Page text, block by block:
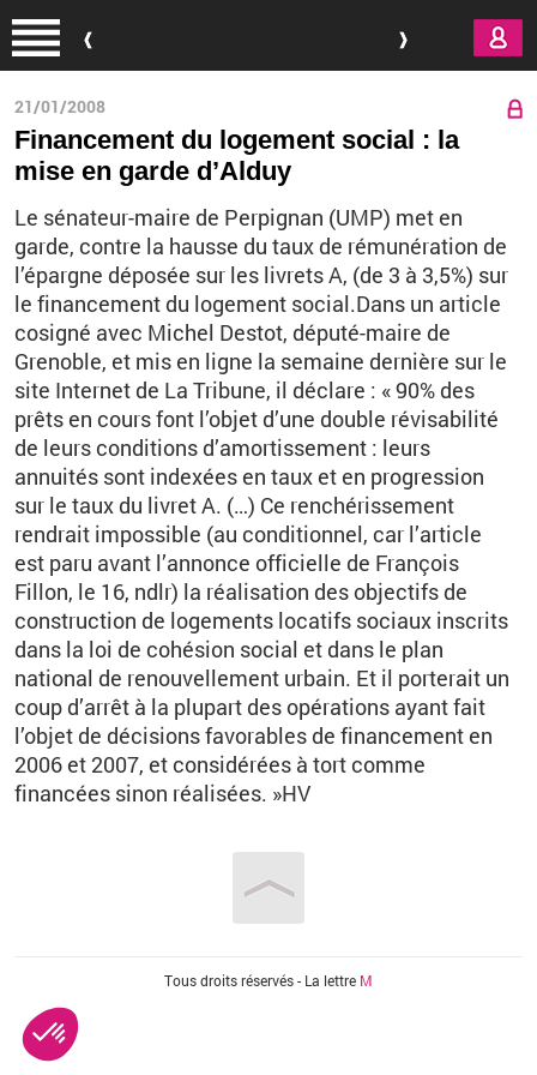
21/01/2008
Financement du logement social : la
mise en garde d’Alduy
Le sénateur-maire de Perpignan (UMP) met en
garde, contre la hausse du taux de rémunération de
l’épargne déposée sur les livrets A, (de 3 à 3,5%) sur
le financement du logement social.Dans un article
cosigné avec Michel Destot, député-maire de
Grenoble, et mis en ligne la semaine dernière sur le
site Internet de La Tribune, il déclare : « 90% des
prêts en cours font l’objet d’une double révisabilité
de leurs conditions d’amortissement : leurs
annuités sont indexées en taux et en progression
sur le taux du livret A. (…) Ce renchérissement
rendrait impossible (au conditionnel, car l’article
est paru avant l’annonce officielle de François
Fillon, le 16, ndlr) la réalisation des objectifs de
construction de logements locatifs sociaux inscrits
dans la loi de cohésion social et dans le plan
national de renouvellement urbain. Et il porterait un
coup d’arrêt à la plupart des opérations ayant fait
l’objet de décisions favorables de financement en
2006 et 2007, et considérées à tort comme
financées sinon réalisées. »HV
Tous droits réservés - La lettre M